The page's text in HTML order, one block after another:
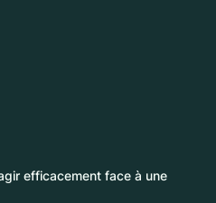
efficacement face à une